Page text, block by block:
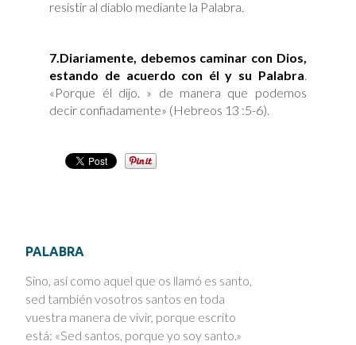
resistir al diablo mediante la Palabra.
7. Diariamente, debemos caminar con Dios,
estando de acuerdo con él y su Palabra
«Porque él dijo. » de manera que podemos
decir confiadamente» (Hebreos 13 :5-6).
PALABRA
Sino, así como aquel que os llamó es santo,
sed también vosotros santos en toda
vuestra manera de vivir, porque escrito
está: «Sed santos, porque yo soy santo.»